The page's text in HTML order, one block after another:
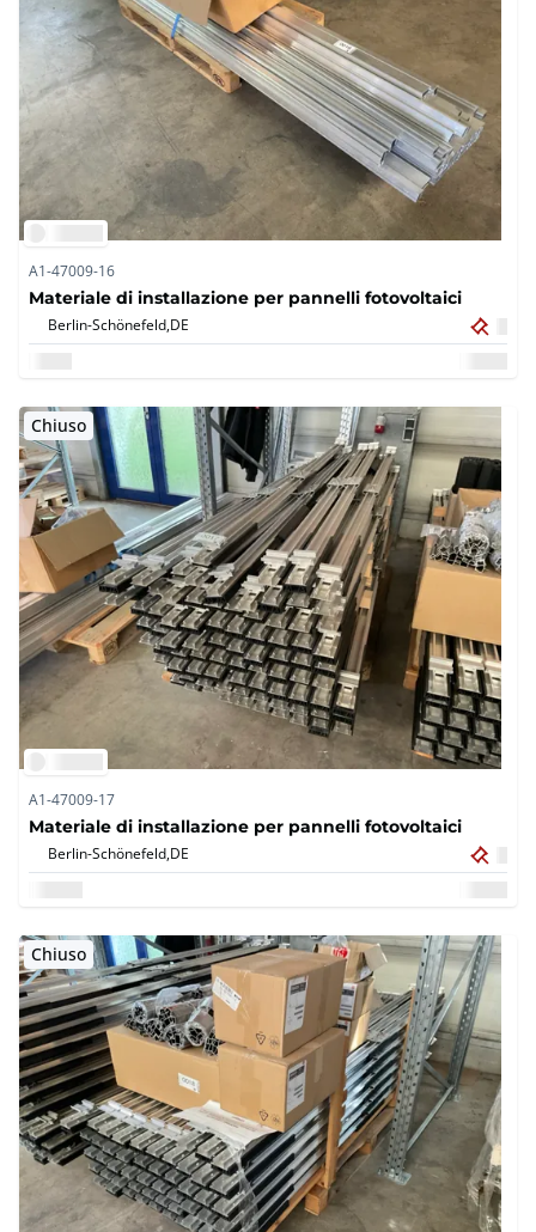
A1-47009-16
Materiale di installazione per pannelli fotovoltaici
Berlin-Schönefeld,DE
Chiuso
A1-47009-17
Materiale di installazione per pannelli fotovoltaici
Berlin-Schönefeld,DE
Chiuso